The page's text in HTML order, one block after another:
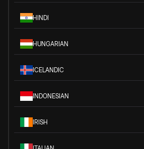
HINDI
HUNGARIAN
ICELANDIC
INDONESIAN
IRISH